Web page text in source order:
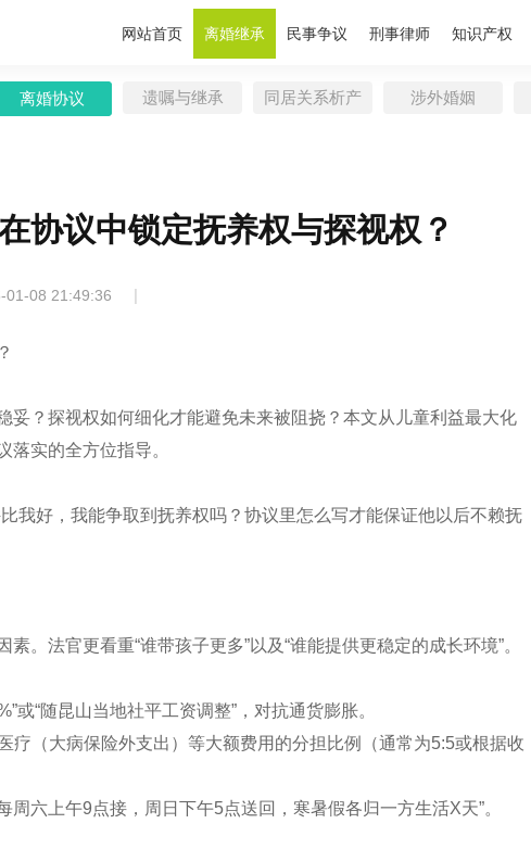
网站首页 离婚继承 民事争议 刑事律师 知识产权
离婚协议 遗嘱与继承 同居关系析产 涉外婚姻
协议中锁定抚养权与探视权？
01-08 21:49:36 |
妥？探视权如何细化才能避免未来被阻挠？本文从儿童利益最大化
实的全方位指导。
我好，我能争取到抚养权吗？协议里怎么写才能保证他以后不赖抚
。法官更看重“谁带孩子更多”以及“谁能提供更稳定的成长环境”。
或“随昆山当地社平工资调整”，对抗通货膨胀。
疗（大病保险外支出）等大额费用的分担比例（通常为5:5或根据收
周六上午9点接，周日下午5点送回，寒暑假各归一方生活X天”。